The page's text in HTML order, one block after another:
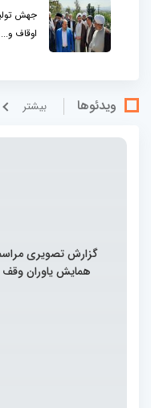
جهش
اوقاف و...
ویدئوها بيشتر
گزارش تصویری
همایش یاوران وقف